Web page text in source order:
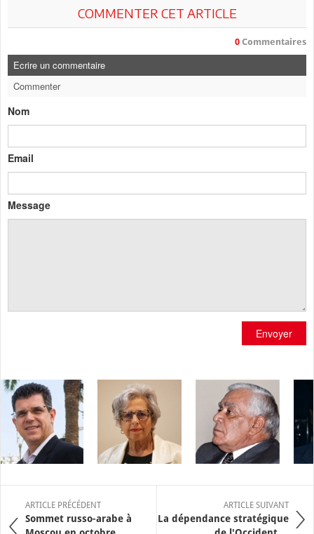
COMMENTER CET ARTICLE
0 Commentaires
Ecrire un commentaire
Commenter
Nom
Email
Message
Envoyer
ARTICLE PRÉCÉDENT
Sommet russo-arabe à
ARTICLE SUIVANT
La dépendance stratégique